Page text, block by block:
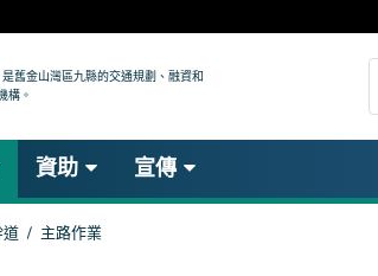
舊金山灣區九縣的交通規劃、融資和
構。
資助 宣傳
道 主路作業